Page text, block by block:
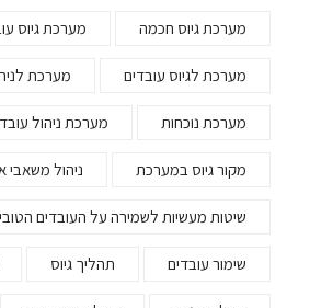
מערכת גיוס חכמה מערכת גיוס
מערכת לגיוס עובדים מערכת
מערכת נוכחות מערכת ניהול
מקור גיוס במערכת ניהול משאבי
שיטות מעשיות לשמירה על העובדים
שימור עובדים תהליך גיוס